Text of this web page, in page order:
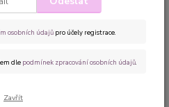
osobních údajů pro účely registrace.
dle podmínek zpracování osobních údajů.
Zavřít